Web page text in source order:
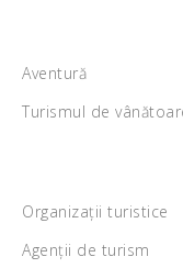
Aventură
Turismul de
Organizații turistice
Agenții de turism